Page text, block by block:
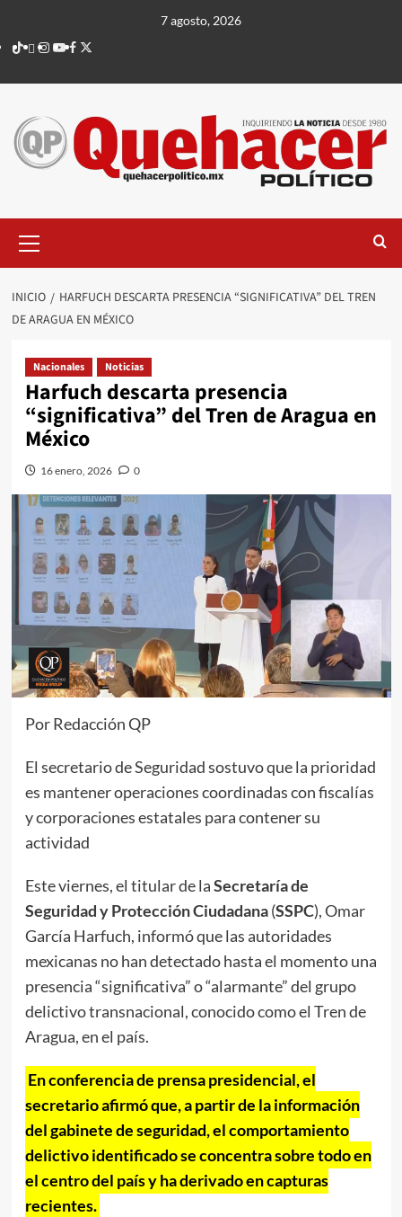
contenido
7 agosto, 2026
TikTok
threads
Instagram
Youtube
Facebook
X
principal
INICIO
HARFUCH DESCARTA PRESENCIA “SIGNIFICATIVA” DEL TREN
DE ARAGUA EN MÉXICO
Nacionales Noticias
Harfuch descarta presencia
“significativa” del Tren de Aragua en
México
16 enero, 2026 0
Por Redacción QP
El secretario de Seguridad sostuvo que la prioridad
es mantener operaciones coordinadas con fiscalías
y corporaciones estatales para contener su
actividad
Este viernes, el titular de laSecretaría de
Seguridad y Protección Ciudadana(SSPC), Omar
García Harfuch, informó que las autoridades
mexicanas no han detectado hasta el momento una
presencia “significativa” o “alarmante” del grupo
delictivo transnacional, conocido como el Tren de
Aragua, en el país.
En conferencia de prensa presidencial, el
secretario afirmó que, a partir de la información
del gabinete de seguridad, el comportamiento
delictivo identificado se concentra sobre todo en
el centro del país y ha derivado en capturas
recientes.